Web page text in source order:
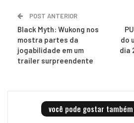
POST ANTERIOR
Black Myth: Wukong nos
mostra partes da
jogabilidade em um
trailer surpreendente
do
dia
você pode gostar também